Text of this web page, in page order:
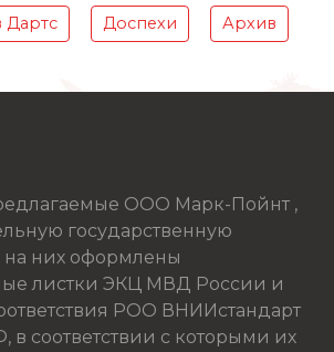
Дартс Доспехи Архив
ООО Марк-Пойнт ,
государственную
них оформлены
листки ЭКЦ МВД России и
РОО ВНИИстандарт
в соответствии с которыми их